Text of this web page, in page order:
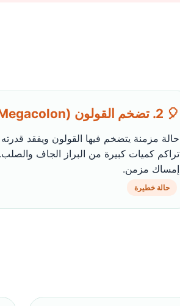
🎈 2. تضخم القولون (Megacolon)
حالة مزمنة يتضخم فيها القولون ويفقد
تراكم كميات كبيرة من البراز الجاف
إمساك مزمن.
حالة خطيرة